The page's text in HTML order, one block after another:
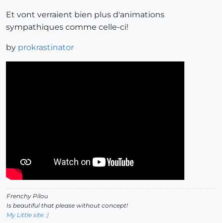
Et vont verraient bien plus d'animations
sympathiques comme celle-ci!
by prokrastinator
Frenchy Pilou
Is beautiful that please without concept!
My Little site :)